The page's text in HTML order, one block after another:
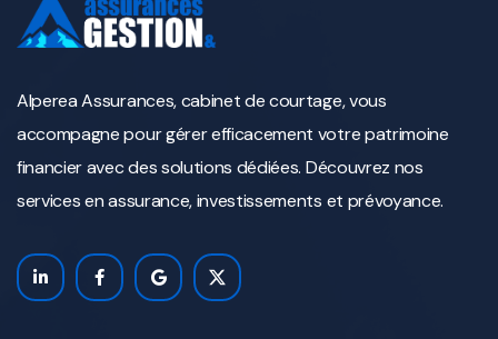
Alperea Assurances, cabinet de courtage, vous
accompagne pour gérer efficacement votre patrimoine
financier avec des solutions dédiées. Découvrez nos
services en assurance, investissements et prévoyance.